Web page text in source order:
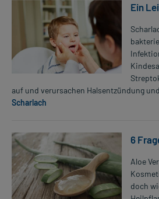
Ein
auf und verursachen Halsentzündung
Scharlach
6
Aloe
doch